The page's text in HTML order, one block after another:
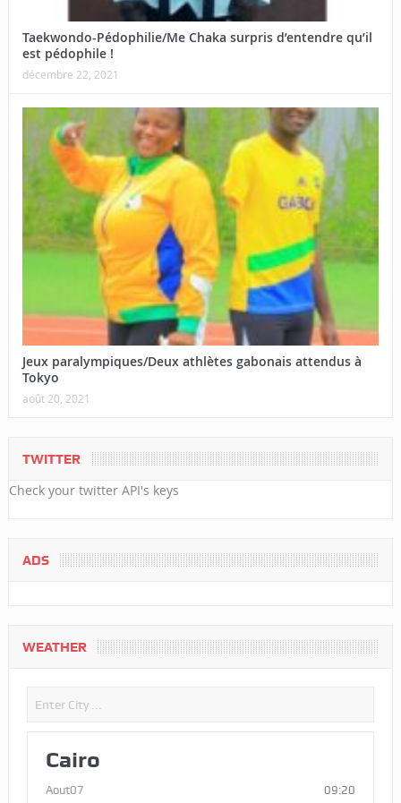
Taekwondo-Pédophilie/Me Chaka surpris d’entendre qu’il
est pédophile !
décembre 22, 2021
Jeux paralympiques/Deux athlètes gabonais attendus à
Tokyo
août 20, 2021
TWITTER
Check your twitter API's keys
ADS
WEATHER
Cairo
Aout07 09:20